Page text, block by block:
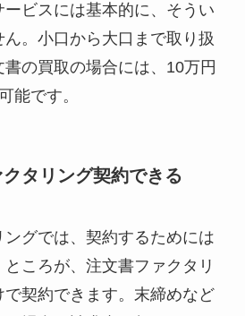
ビスには基本的に、そうい
。小口から大口まで取り扱
の買取の場合には、10万円
能です。
タリング契約できる
グでは、契約するためには
ころが、注文書ファクタリ
で契約できます。末締めなど